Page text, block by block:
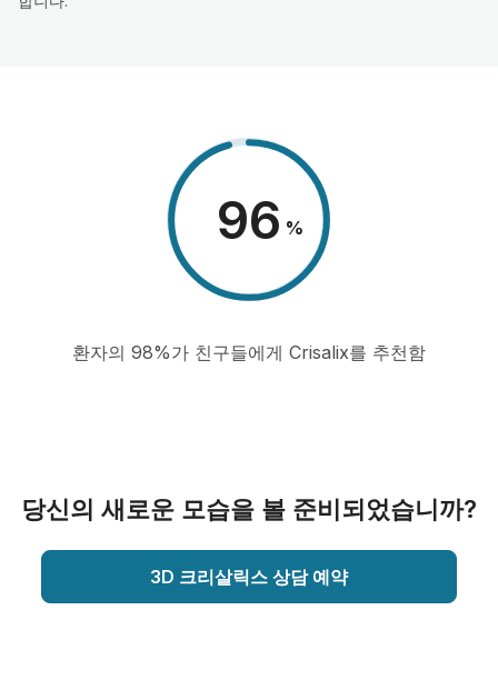
98 %
환자의 98%가 친구들에게 Crisalix를 추천함
당신의 새로운 모습을 볼 준비되었습니까?
3D 크리살릭스 상담 예약